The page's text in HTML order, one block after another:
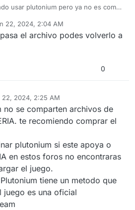
usar plutonium pero ya no es como
idea de como volver a obtenerlo
22, 2024, 2:04 AM
el archivo podes volverlo a
0
22, 2024, 2:25 AM
Jan 22, 2024, 4:27 AM
no se comparten archivos de
te recomiendo comprar el
plutonium si este apoya o
en estos foros no encontraras
el juego.
tiene un metodo que
es una oficial